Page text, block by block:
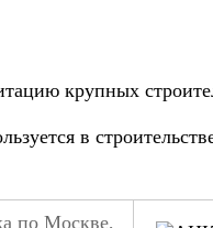
крупных
в
по Москве,